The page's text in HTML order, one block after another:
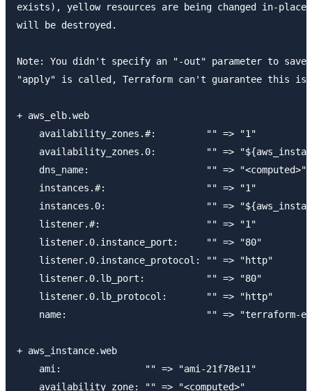
exists), yellow resources are being changed in-
will be destroyed.
Note: You didn't specify an "-out" parameter to save
"apply" is called, Terraform can't guarantee this is
+ aws_elb.web
    availability_zones.#:         "" => "1"
availability_zones.0:         "" =>
    dns_name:                     "" => "<computed>"
    instances.#:                  "" => "1"
instances.0:                  "" =>
    listener.#:                   "" => "1"
    listener.0.instance_port:     "" => "80"
    listener.0.instance_protocol: "" => "http"
    listener.0.lb_port:           "" => "80"
    listener.0.lb_protocol:       "" => "http"
name:                         "" => "terraform-
+ aws_instance.web
    ami:               "" => "ami-21f78e11"
    availability_zone: "" => "<computed>"